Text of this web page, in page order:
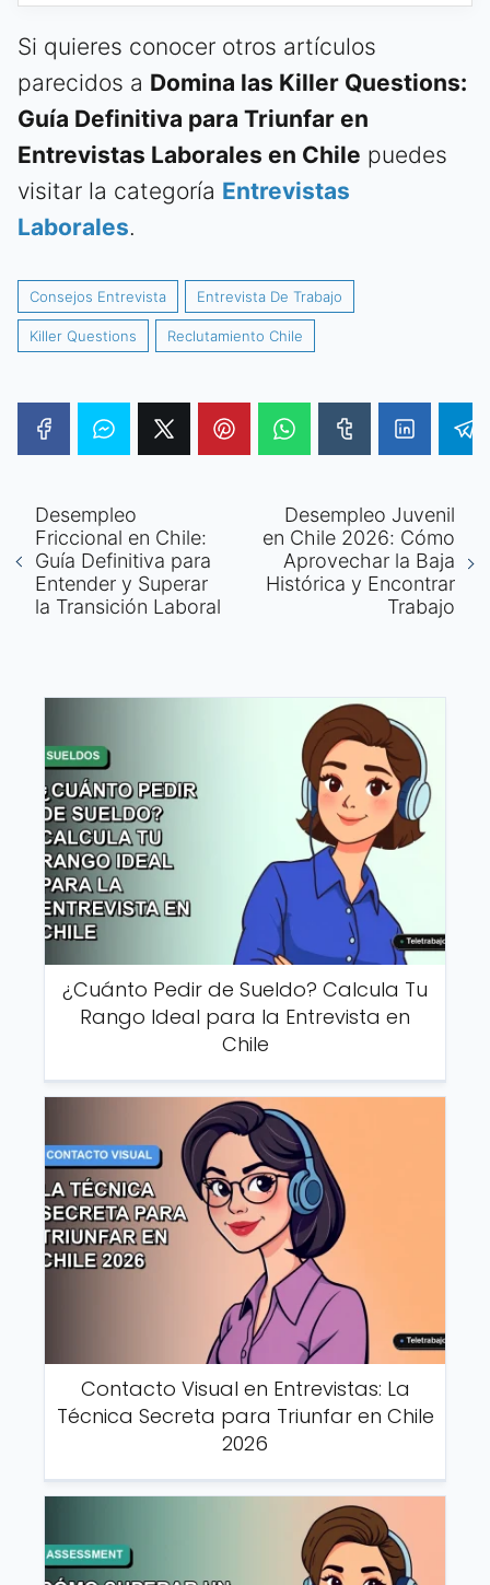
Si quieres conocer otros artículos
parecidos a Domina las Killer Questions:
Guía Definitiva para Triunfar en
Entrevistas Laborales en Chile puedes
visitar la categoría Entrevistas
Laborales.
Consejos Entrevista Entrevista De Trabajo
Killer Questions Reclutamiento Chile
Desempleo
Friccional en Chile:
Guía Definitiva para
Entender y Superar
la Transición Laboral
Desempleo Juvenil
en Chile 2026: Cómo
Aprovechar la Baja
Histórica y Encontrar
Trabajo
¿Cuánto Pedir de Sueldo? Calcula Tu
Rango Ideal para la Entrevista en
Chile
Contacto Visual en Entrevistas: La
Técnica Secreta para Triunfar en Chile
2026